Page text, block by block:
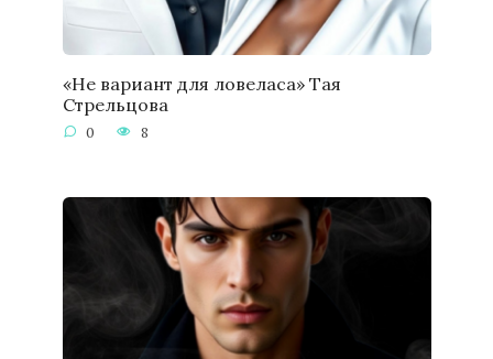
«Не вариант для ловеласа» Тая
Стрельцова
0 8